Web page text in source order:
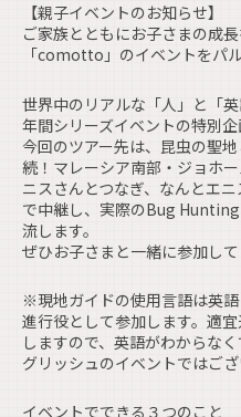
【親子イベントのお知らせ】
ご家族とともにお子さまの成
「comotto」のイベントをパ
世界中のリアルな「人」と「
年間シリーズイベントの特別企
今回のツアー先は、昆虫の聖
続！マレーシア南部・ジョホ
ニスさんとつなぎ、なんとエ
で中継し、実際のBug
流します。
ぜひお子さまと一緒に参加して
※現地ガイドの使用言語は英
進行役として参加します。適
しますので、英語がわからな
グリッシュのイベントではござ
イベントでできる３つのこと